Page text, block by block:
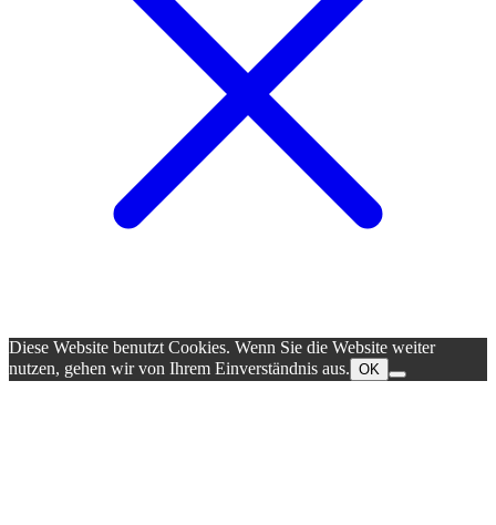
Diese Website benutzt Cookies. Wenn Sie die Website weiter
nutzen, gehen wir von Ihrem Einverständnis aus. OK